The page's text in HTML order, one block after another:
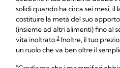
solidi quando ha circa sei mesi,
costituire la metà del suo
(insieme ad altri alimenti) fino al
vita inoltrato.3 Inoltre, il tuo
un ruolo che va ben oltre il